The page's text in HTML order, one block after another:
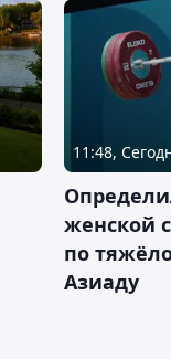
11:48,
женской
по
Азиаду